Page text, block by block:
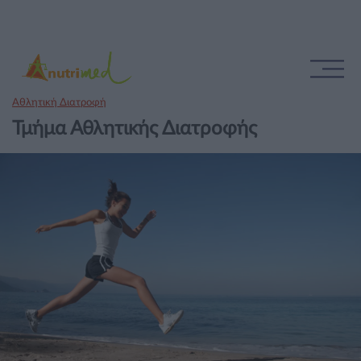
Αθλητική Διατροφή
Τμήμα Αθλητικής Διατροφής